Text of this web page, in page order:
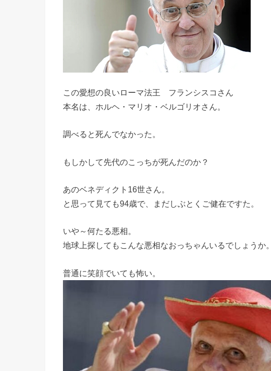
この愛想の良いローマ法王 フランシスコさん
本名は、ホルヘ・マリオ・ベルゴリオさん。
調べると死んでなかった。
もしかして先代のこっちが死んだのか？
あのベネディクト16世さん。
と思って見ても94歳で、まだしぶとくご健在ですた。
いや～何たる悪相。
地球上探してもこんな悪相なおっちゃんいるでしょうか。
普通に笑顔でいても怖い。